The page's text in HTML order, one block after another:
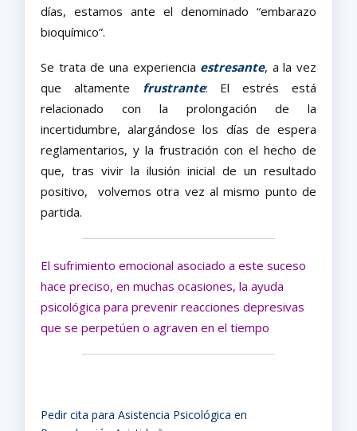
días, estamos ante el denominado “embarazo
bioquímico”.
Se trata de una experiencia estresante, a la vez
que altamente frustrante: El estrés está
relacionado con la prolongación de la
incertidumbre, alargándose los días de espera
reglamentarios, y la frustración con el hecho de
que, tras vivir la ilusión inicial de un resultado
positivo,
volvemos otra vez al mismo punto de
partida.
El sufrimiento emocional asociado a este suceso
hace preciso, en muchas ocasiones, la ayuda
psicológica para prevenir reacciones depresivas
que se perpetúen o agraven en el tiempo
Pedir cita para Asistencia Psicológica en